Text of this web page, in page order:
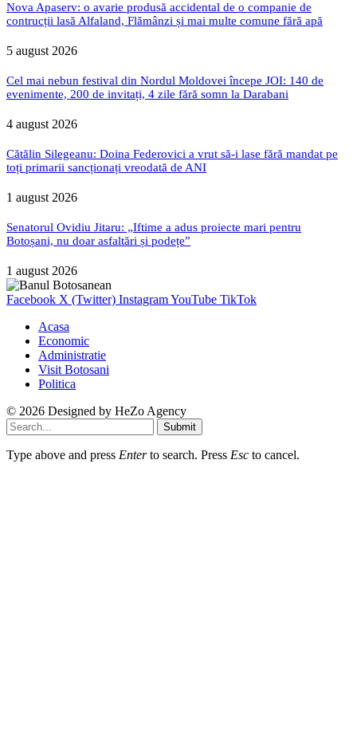
Nova Apaserv: o avarie produsă accidental de o companie de
contrucții lasă Alfaland, Flămânzi și mai multe comune fără apă
5 august 2026
Cel mai nebun festival din Nordul Moldovei începe JOI: 140 de
evenimente, 200 de invitați, 4 zile fără somn la Darabani
4 august 2026
Cătălin Silegeanu: Doina Federovici a vrut să-i lase fără mandat pe
toți primarii sancționați vreodată de ANI
1 august 2026
Senatorul Ovidiu Jitaru: „Iftime a adus proiecte mari pentru
Botoșani, nu doar asfaltări și podețe”
1 august 2026
Facebook X (Twitter) InstagramYouTube TikTok
Acasa
Economic
Administratie
Visit Botosani
Politica
© 2026 Designed by HeZo Agency
Submit
Type above and press Enterto search. Press Esc to cancel.